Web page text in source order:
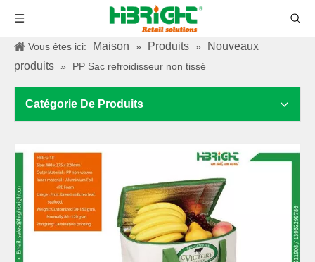
Vous êtes ici: Maison » Produits »
Nouveaux
produits » PP Sac refroidisseur non tissé
Catégorie De Produits